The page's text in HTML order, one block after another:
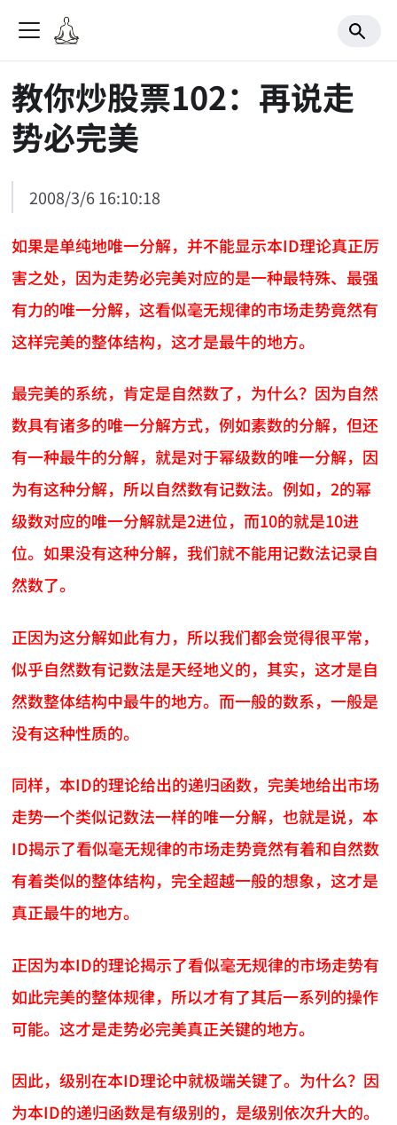
教你炒股票102：再说走
势必完美
2008/3/6 16:10:18
如果是单纯地唯一分解，并不能显示本ID理论真正厉
害之处，因为走势必完美对应的是一种最特殊、最强
有力的唯一分解，这看似毫无规律的市场走势竟然有
这样完美的整体结构，这才是最牛的地方。
最完美的系统，肯定是自然数了，为什么？因为自然
数具有诸多的唯一分解方式，例如素数的分解，但还
有一种最牛的分解，就是对于幂级数的唯一分解，因
为有这种分解，所以自然数有记数法。例如，2的幂
级数对应的唯一分解就是2进位，而10的就是10进
位。如果没有这种分解，我们就不能用记数法记录自
然数了。
正因为这分解如此有力，所以我们都会觉得很平常，
似乎自然数有记数法是天经地义的，其实，这才是自
然数整体结构中最牛的地方。而一般的数系，一般是
没有这种性质的。
同样，本ID的理论给出的递归函数，完美地给出市场
走势一个类似记数法一样的唯一分解，也就是说，本
ID揭示了看似毫无规律的市场走势竟然有着和自然数
有着类似的整体结构，完全超越一般的想象，这才是
真正最牛的地方。
正因为本ID的理论揭示了看似毫无规律的市场走势有
如此完美的整体规律，所以才有了其后一系列的操作
可能。这才是走势必完美真正关键的地方。
因此，级别在本ID理论中就极端关键了。为什么？因
为本ID的递归函数是有级别的，是级别依次升大的。